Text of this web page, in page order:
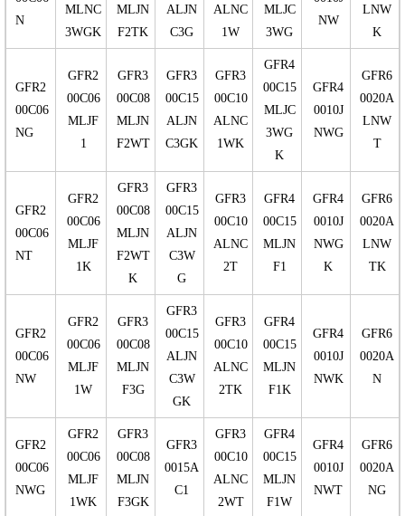
N
MLNC
3WGK
MLJN
F2TK
ALJN
C3G
ALNC
1W
MLJC
3WG
NW
LNW
K
GFR2
00C06
NG
GFR2
00C06
MLJF
1
GFR3
00C08
MLJN
F2WT
GFR3
00C15
ALJN
C3GK
GFR3
00C10
ALNC
1WK
GFR4
00C15
MLJC
3WG
K
GFR4
0010J
NWG
GFR6
0020A
LNW
T
GFR2
00C06
NT
GFR2
00C06
MLJF
1K
GFR3
00C08
MLJN
F2WT
K
GFR3
00C15
ALJN
C3W
G
GFR3
00C10
ALNC
2T
GFR4
00C15
MLJN
F1
GFR4
0010J
NWG
K
GFR6
0020A
LNW
TK
GFR2
00C06
NW
GFR2
00C06
MLJF
1W
GFR3
00C08
MLJN
F3G
GFR3
00C15
ALJN
C3W
GK
GFR3
00C10
ALNC
2TK
GFR4
00C15
MLJN
F1K
GFR4
0010J
NWK
GFR6
0020A
N
GFR2
00C06
NWG
GFR2
00C06
MLJF
1WK
GFR3
00C08
MLJN
F3GK
GFR3
0015A
C1
GFR3
00C10
ALNC
2WT
GFR4
00C15
MLJN
F1W
GFR4
0010J
NWT
GFR6
0020A
NG